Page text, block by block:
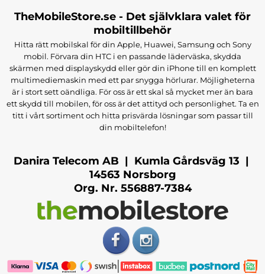
TheMobileStore.se - Det självklara valet för
mobiltillbehör
Hitta rätt mobilskal för din Apple, Huawei, Samsung och Sony
mobil. Förvara din HTC i en passande läderväska, skydda
skärmen med displayskydd eller gör din iPhone till en komplett
multimediemaskin med ett par snygga hörlurar. Möjligheterna
är i stort sett oändliga. För oss är ett skal så mycket mer än bara
ett skydd till mobilen, för oss är det attityd och personlighet. Ta en
titt i vårt sortiment och hitta prisvärda lösningar som passar till
din mobiltelefon!
Danira Telecom AB | Kumla Gårdsväg 13 |
14563 Norsborg
Org. Nr. 556887-7384